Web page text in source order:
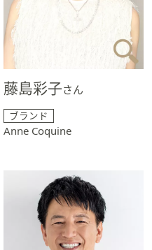
藤島彩子さん
ブランド
Anne Coquine